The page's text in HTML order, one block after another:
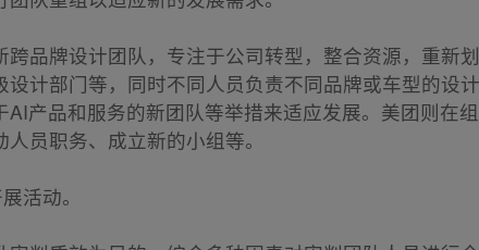
品牌设计团队，专注于公司转型，整合资源，重新
计部门等，同时不同人员负责不同品牌或车型的设
产品和服务的新团队等举措来适应发展。美团则在
员职务、成立新的小组等。
活动。